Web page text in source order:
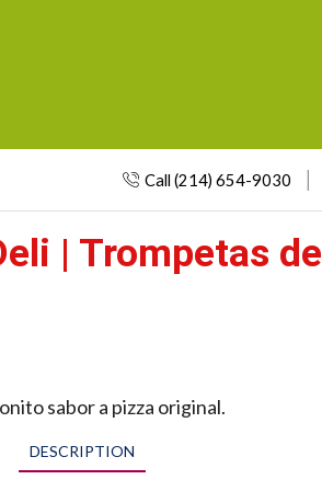
Call (214) 654-9030
| Trompetas de
sabor a pizza original.
DESCRIPTION